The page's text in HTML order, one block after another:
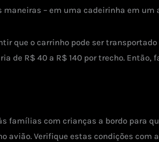
– em uma cadeirinha em um
que o carrinho pode ser
de R$ 40 a R$ 140 por trecho.
famílias com crianças a bordo para
avião. Verifique estas condições com